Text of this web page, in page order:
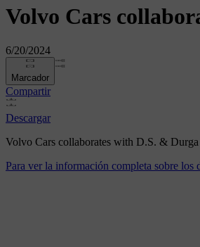
Volvo Cars
6/20/2024
Marcador
Compartir
Descargar
Volvo Cars collaborates with D.S. &
Para ver la información completa sobre los